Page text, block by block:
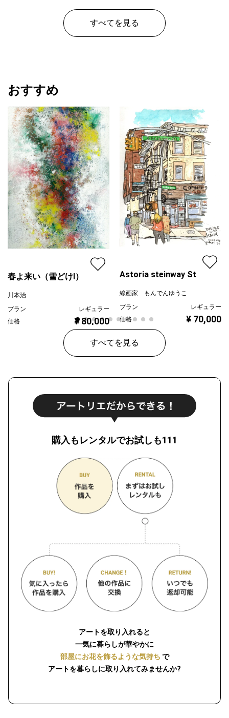
すべてを見る
おすすめ
春よ来い（雪どけⅠ）
川本治
プラン
レギュラー
価格
¥ 80,000
Astoria steinway St
線画家 もんでんゆうこ
プラン
レギュラー
価格
¥ 70,000
すべてを見る
購入もレンタルでお試しも111
アートを取り入れると
一気に暮らしが華やかに
部屋にお花を飾るような気持ち で
アートを暮らしに取り入れてみませんか?